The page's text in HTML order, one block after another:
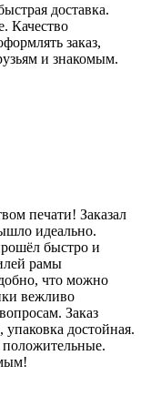
доставка.
Качество
заказ,
и знакомым.
печати! Заказал
идеально.
быстро и
рамы
что можно
вежливо
Заказ
достойная.
положительные.